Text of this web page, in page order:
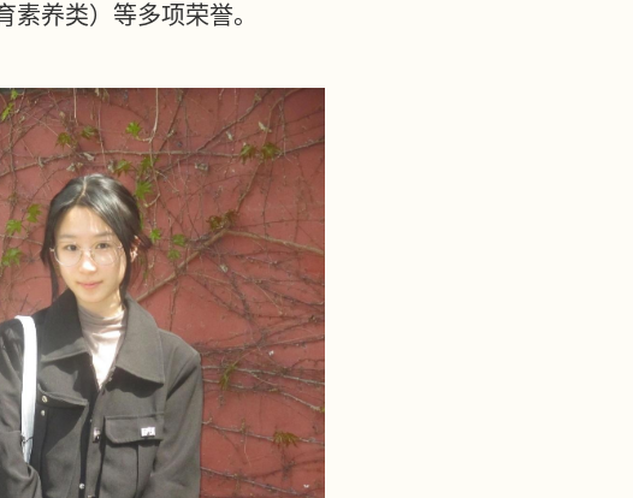
养类）等多项荣誉。